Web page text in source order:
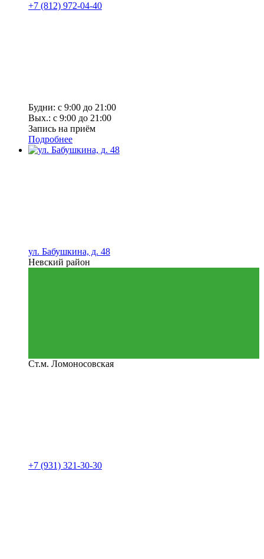
+7 (812) 972-04-40
Будни: с 9:00 до 21:00
Вых.: с 9:00 до 21:00
Запись на приём
Подробнее
ул. Бабушкина, д. 48
Невский район
Ст.м. Ломоносовская
+7 (931) 321-30-30